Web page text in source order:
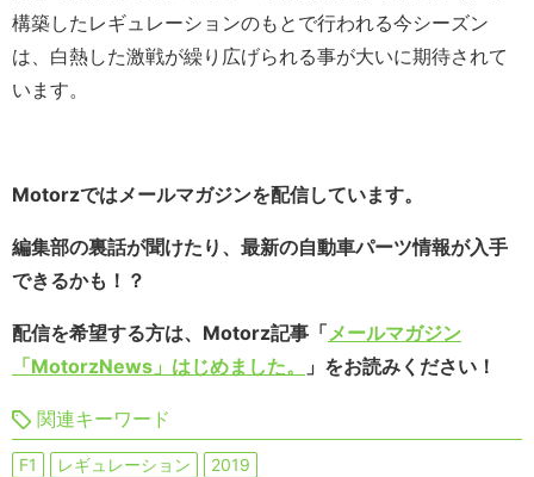
構築したレギュレーションのもとで行われる今シーズン
は、白熱した激戦が繰り広げられる事が大いに期待されて
います。
Motorzではメールマガジンを配信しています。
編集部の裏話が聞けたり、最新の自動車パーツ情報が入手
できるかも！？
配信を希望する方は、Motorz記事「メールマガジン
「MotorzNews」はじめました。
」をお読みください！
関連キーワード
F1 レギュレーション 2019